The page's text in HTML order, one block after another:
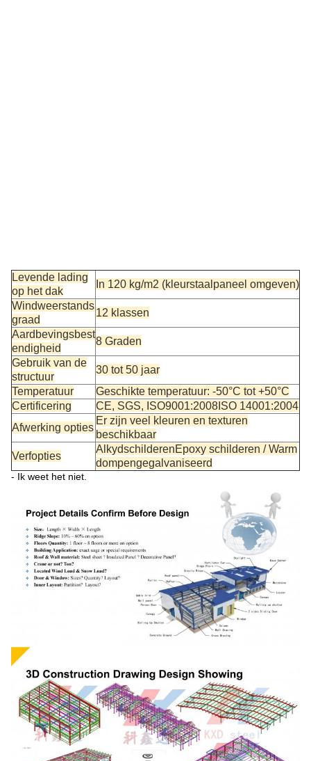
Levende lading
op het dak
In 120 kg/m2 (kleurstaalpaneel omgeven)
Windweerstands
graad
12 klassen
Aardbevingsbest
endigheid
8 Graden
Gebruik van de
structuur
30 tot 50 jaar
Temperatuur
Geschikte temperatuur: -50°C tot +50°C
Certificering
CE, SGS, ISO9001:2008ISO 14001:2004
Afwerking opties
Er zijn veel kleuren en texturen
beschikbaar
Verfopties
AlkydschilderenEpoxy schilderen / Warm
dompengegalvaniseerd
- Ik weet het niet.